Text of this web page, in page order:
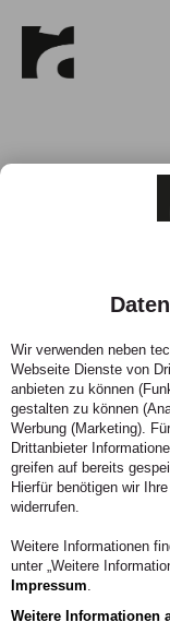
Aaron
Institut für Bildung
Telefon:02222
Zeiten:nach
Wir verwenden neben
Webseite Dienste von
anbieten zu können
gestalten zu können
Werbung (Marketing).
Drittanbieter
greifen auf bereits
Hierfür benötigen wir
widerrufen.
Weitere Informationen
unter „Weitere
Impressum.
Weitere Informationen